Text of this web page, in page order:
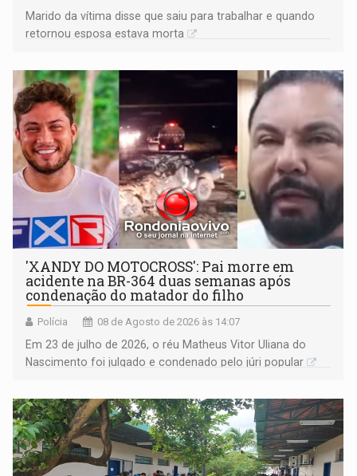
Marido da vítima disse que saiu para trabalhar e quando
retornou esposa estava morta
'XANDY DO MOTOCROSS': Pai morre em
acidente na BR-364 duas semanas após
condenação do matador do filho
Polícia 08 de Agosto de 2026 às 14:07
Em 23 de julho de 2026, o réu Matheus Vitor Uliana do
Nascimento foi julgado e condenado pelo júri popular